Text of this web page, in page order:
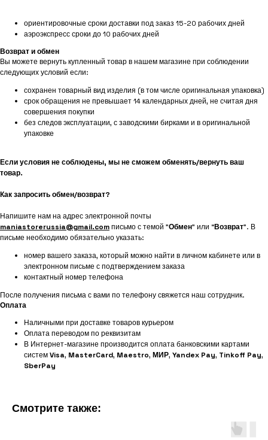
ориентировочные сроки доставки под заказ 15-20 рабочих дней
аэроэкспресс сроки до 10 рабочих дней
Возврат и обмен
Вы можете вернуть купленный товар в нашем магазине при соблюдении
следующих условий если:
сохранен товарный вид изделия (в том числе оригинальная упаковка)
срок обращения не превышает 14 календарных дней, не считая дня
совершения покупки
без следов эксплуатации, с заводскими бирками и в оригинальной
упаковке
Если условия не соблюдены, мы не сможем обменять/вернуть ваш
товар.
Как запросить обмен/возврат?
Напишите нам на адрес электронной почты
maniastorerussia@gmail.comписьмо с темой "Обмен" или “Возврат”. В
письме необходимо обязательно указать:
номер вашего заказа, который можно найти в личном кабинете или в
электронном письме с подтверждением заказа
контактный номер телефона
После получения письма с вами по телефону свяжется наш сотрудник.
Оплата
Наличными при доставке товаров курьером
Оплата переводом по реквизитам
В Интернет-магазине производится оплата банковскими картами
системVisa, MasterCard, Maestro, МИР, Yandex Pay, Tinkoff Pay,
SberPay
Смотрите также: